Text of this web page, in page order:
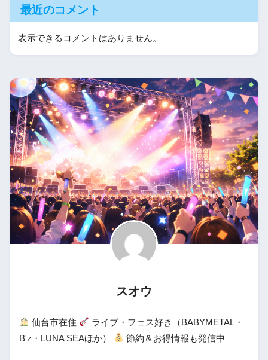
最近のコメント
表示できるコメントはありません。
スオウ
仙台市在住
ライブ・フェス好き（BABYMETAL・
B'z・LUNA SEAほか）
節約＆お得情報も発信中